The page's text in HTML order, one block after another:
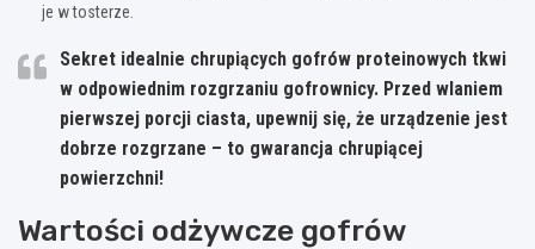
je w tosterze.
Sekret idealnie chrupiących gofrów proteinowych tkwi
w odpowiednim rozgrzaniu gofrownicy. Przed wlaniem
pierwszej porcji ciasta, upewnij się, że urządzenie jest
dobrze rozgrzane – to gwarancja chrupiącej
powierzchni!
Wartości odżywcze gofrów